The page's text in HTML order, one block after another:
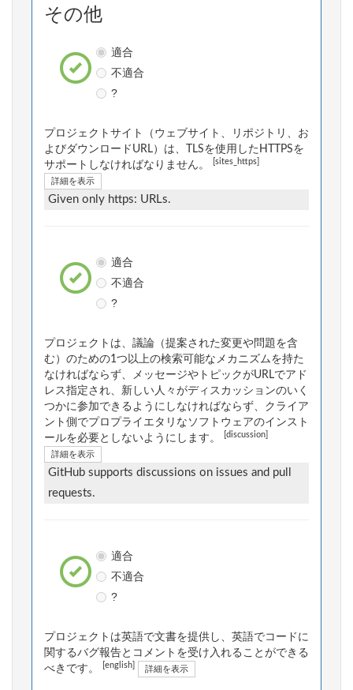
その他
適合
不適合
?
プロジェクトサイト（ウェブサイト、リポジトリ、お
よびダウンロードURL）は、TLSを使用したHTTPSを
サポートしなければなりません。
[sites_https]
詳細を表示
Given only https: URLs.
適合
不適合
?
プロジェクトは、議論（提案された変更や問題を含
む）のための1つ以上の検索可能なメカニズムを持た
なければならず、メッセージやトピックがURLでアド
レス指定され、新しい人々がディスカッションのいく
つかに参加できるようにしなければならず、クライア
ント側でプロプライエタリなソフトウェアのインスト
ールを必要としないようにします。
[discussion]
詳細を表示
GitHub supports discussions on issues and pull
requests.
適合
不適合
?
プロジェクトは英語で文書を提供し、英語でコードに
関するバグ報告とコメントを受け入れることができる
べきです。
[english] 詳細を表示